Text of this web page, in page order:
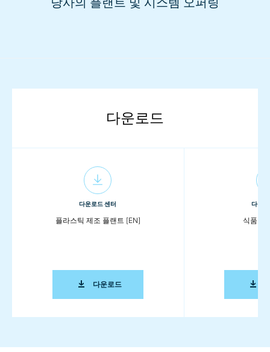
다운로드
다운로드 센터
플라스틱 제조 플랜트 [EN]
다운로드플라스틱 제조 플랜트 [EN]
다운
식품 시